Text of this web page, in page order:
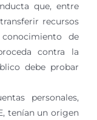
que, entre
recursos
de
contra la
debe probar
personales,
tenían un origen